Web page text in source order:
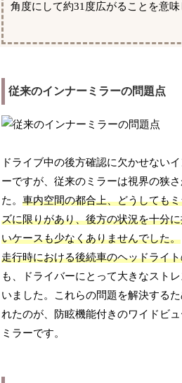
角度にして約31度広がることを意味
従来のインナーミラーの問題点
ドライブ中の後方確認に欠かせない
ーですが、従来のミラーは視界の狭
た。車内空間の都合上、どうしても
ズに限りがあり、後方の状況を十分
いケースも少なくありませんでした。
走行時における後続車のヘッドライ
も、ドライバーにとって大きなスト
いました。これらの問題を解決するた
れたのが、防眩機能付きのワイドビ
ミラーです。